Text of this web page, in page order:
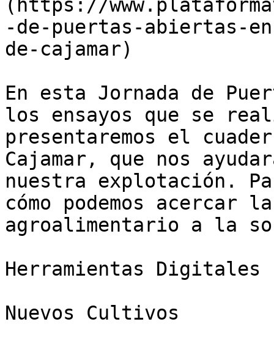
(https://
-de-puertas-abiertas-
de-cajamar)
En esta Jornada de
los ensayos que se
presentaremos el
Cajamar, que nos
nuestra explotación.
cómo podemos
agroalimentario a la
Herramientas Digitales
Nuevos Cultivos